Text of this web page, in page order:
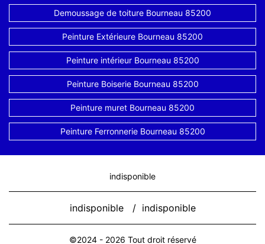
Demoussage de toiture Bourneau 85200
Peinture Extérieure Bourneau 85200
Peinture intérieur Bourneau 85200
Peinture Boiserie Bourneau 85200
Peinture muret Bourneau 85200
Peinture Ferronnerie Bourneau 85200
indisponible
indisponible / indisponible
©2024 - 2026 Tout droit réservé